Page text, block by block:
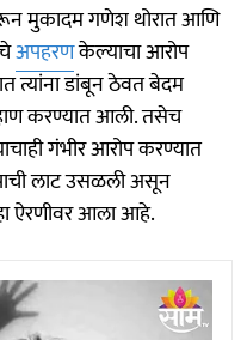
मुकादम गणेश थोरात आणि
अपहरणकेल्याचा आरोप
त्यांना डांबून ठेवत बेदम
करण्यात आली. तसेच
गंभीर आरोप करण्यात
लाट उसळली असून
ऐरणीवर आला आहे.